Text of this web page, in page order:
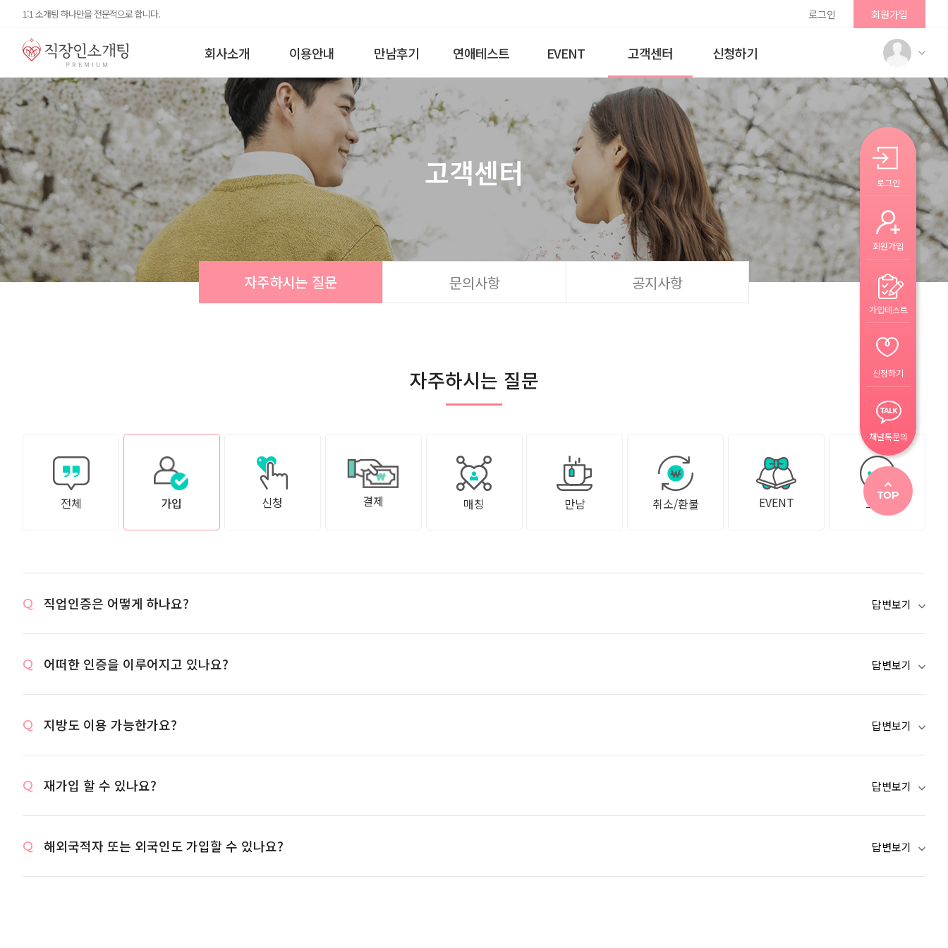
1:1 소개팅 하나만을 전문적으로 합니다. 로그인 회원가입
회사소개 이용안내 만남후기 연애테스트 EVENT 고객센터 신청하기
고객센터
자주하시는 질문 문의사항 공지사항
자주하시는 질문
전체 가입 신청 결제 매칭 만남 취소/환불 EVENT 그 외
직업인증은 어떻게 하나요? 답변보기
어떠한 인증을 이루어지고 있나요? 답변보기
지방도 이용 가능한가요? 답변보기
재가입 할 수 있나요? 답변보기
해외국적자 또는 외국인도 가입할 수 있나요? 답변보기
로그인
회원가입
가입테스트
신청하기
채널톡문의